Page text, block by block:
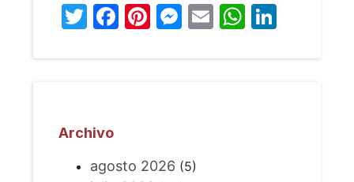
Twitter
Facebook
Pinterest
Messenger
Email
Archivo
agosto 2026 (5)